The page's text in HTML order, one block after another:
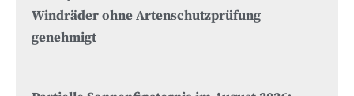
Windräder ohne Artenschutzprüfung
genehmigt